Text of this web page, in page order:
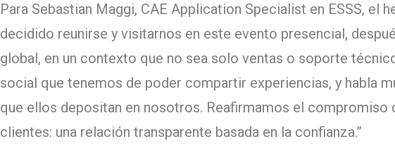
Para Sebastian Maggi, CAE Application Specialist en ESSS, el
decidido reunirse y visitarnos en este evento presencial,
global, en un contexto que no sea solo ventas o soporte
social que tenemos de poder compartir experiencias, y habla
que ellos depositan en nosotros. Reafirmamos el compromiso
clientes: una relación transparente basada en la confianza.”